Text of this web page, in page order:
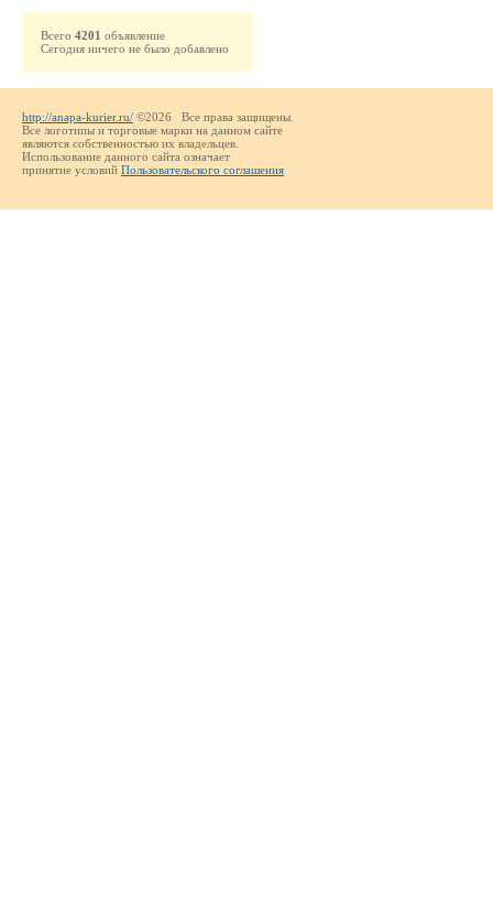
Всего 4201 объявление
Сегодня ничего не было добавлено
http://anapa-kurier.ru/ ©2026 Все права защищены.
Все логотипы и торговые марки на данном сайте
являются собственностью их владельцев.
Использование данного сайта означает
принятие условий Пользовательского соглашения